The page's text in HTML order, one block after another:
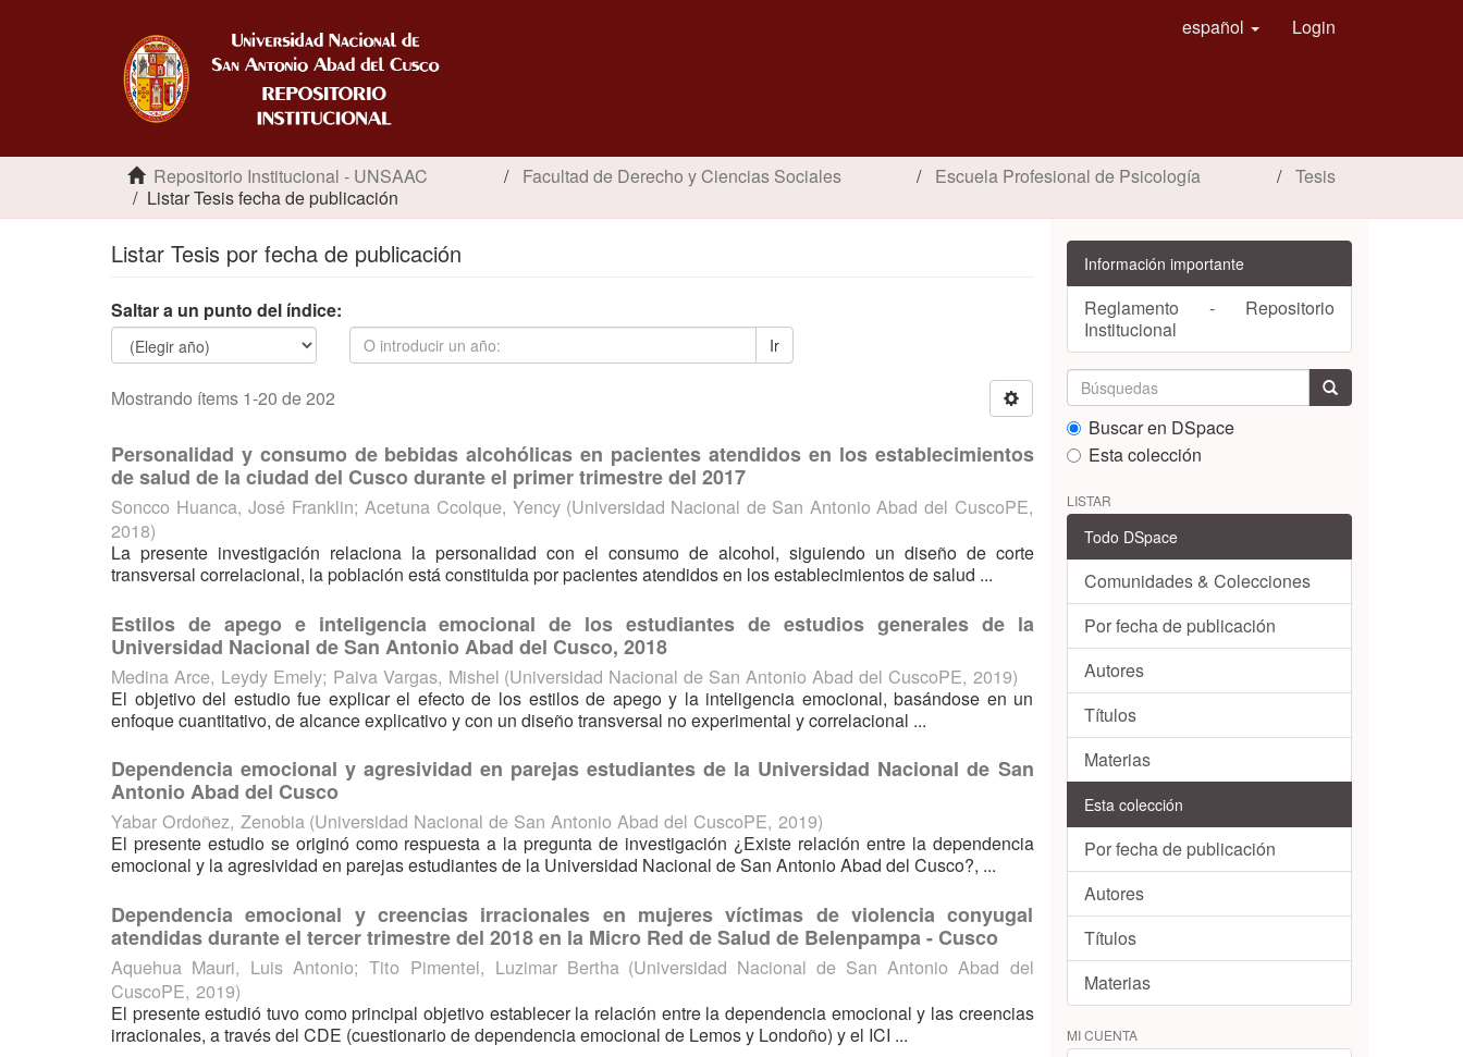
español Login
Repositorio Institucional - UNSAAC Facultad de Derecho y Ciencias Sociales Escuela Profesional de Psicología
Tesis
Listar Tesis fecha de publicación
Listar Tesis por fecha de publicación
Saltar a un punto del índice:
Ir
Mostrando ítems 1-20 de 202
Personalidad y consumo de bebidas alcohólicas en pacientes atendidos en los establecimientos
de salud de la ciudad del Cusco durante el primer trimestre del 2017
Soncco Huanca, José Franklin;Acetuna Ccolque, Yency (Universidad Nacional de San Antonio Abad del CuscoPE,
2018)
La presente investigación relaciona la personalidad con el consumo de alcohol, siguiendo un diseño de corte
transversal correlacional, la población está constituida por pacientes atendidos en los establecimientos de salud ...
Estilos de apego e inteligencia emocional de los estudiantes de estudios generales de la
Universidad Nacional de San Antonio Abad del Cusco, 2018
Medina Arce, Leydy Emely; Paiva Vargas, Mishel (Universidad Nacional de San Antonio Abad del CuscoPE, 2019)
El objetivo del estudio fue explicar el efecto de los estilos de apego y la inteligencia emocional, basándose en un
enfoque cuantitativo, de alcance explicativo y con un diseño transversal no experimental y correlacional ...
Dependencia emocional y agresividad en parejas estudiantes de la Universidad Nacional de San
Antonio Abad del Cusco
Yabar Ordoñez, Zenobia (Universidad Nacional de San Antonio Abad del CuscoPE, 2019)
El presente estudio se originó como respuesta a la pregunta de investigación ¿Existe relación entre la dependencia
emocional y la agresividad en parejas estudiantes de la Universidad Nacional de San Antonio Abad del Cusco?, ...
Dependencia emocional y creencias irracionales en mujeres víctimas de violencia conyugal
atendidas durante el tercer trimestre del 2018 en la Micro Red de Salud de Belenpampa - Cusco
Aquehua Mauri, Luis Antonio;Tito Pimentel, Luzimar Bertha (Universidad Nacional de San Antonio Abad del
CuscoPE, 2019)
El presente estudió tuvo como principal objetivo establecer la relación entre la dependencia emocional y las creencias
irracionales, a través del CDE (cuestionario de dependencia emocional de Lemos y Londoño) y el ICI ...
Información importante
Reglamento - Repositorio
Institucional
Buscar en DSpace
Esta colección
LISTAR
Todo DSpace
Comunidades & Colecciones
Por fecha de publicación
Autores
Títulos
Materias
Esta colección
Por fecha de publicación
Autores
Títulos
Materias
MI CUENTA